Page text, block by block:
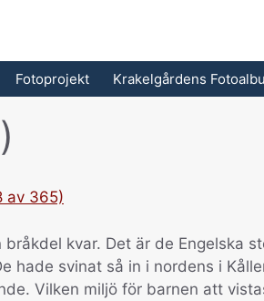
Fotoprojekt Krakelgårdens
kvar. Det är de Engelska
hade svinat så in i nordens i
Vilken miljö för barnen att